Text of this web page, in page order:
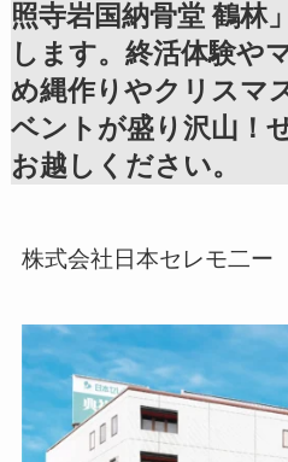
照寺岩国納骨堂 鶴林
します。終活体験や
め縄作りやクリスマ
ベントが盛り沢山！
お越しください。
株式会社日本セレモ二ー